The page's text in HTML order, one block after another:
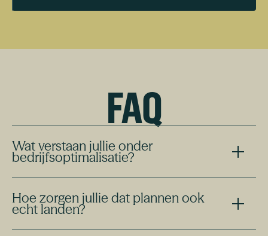
FAQ
Wat verstaan jullie onder
bedrijfsoptimalisatie?
procesverbetering, heldere sturing, sterke teams en
slimme inzet van technologie.
Hoe zorgen jullie dat plannen ook
echt landen?